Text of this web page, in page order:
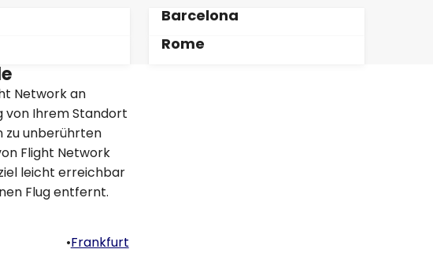
Barcelona
Rome
Network an
von Ihrem Standort
zu unberührten
Flight Network
leicht erreichbar
Flug entfernt.
•Frankfurt